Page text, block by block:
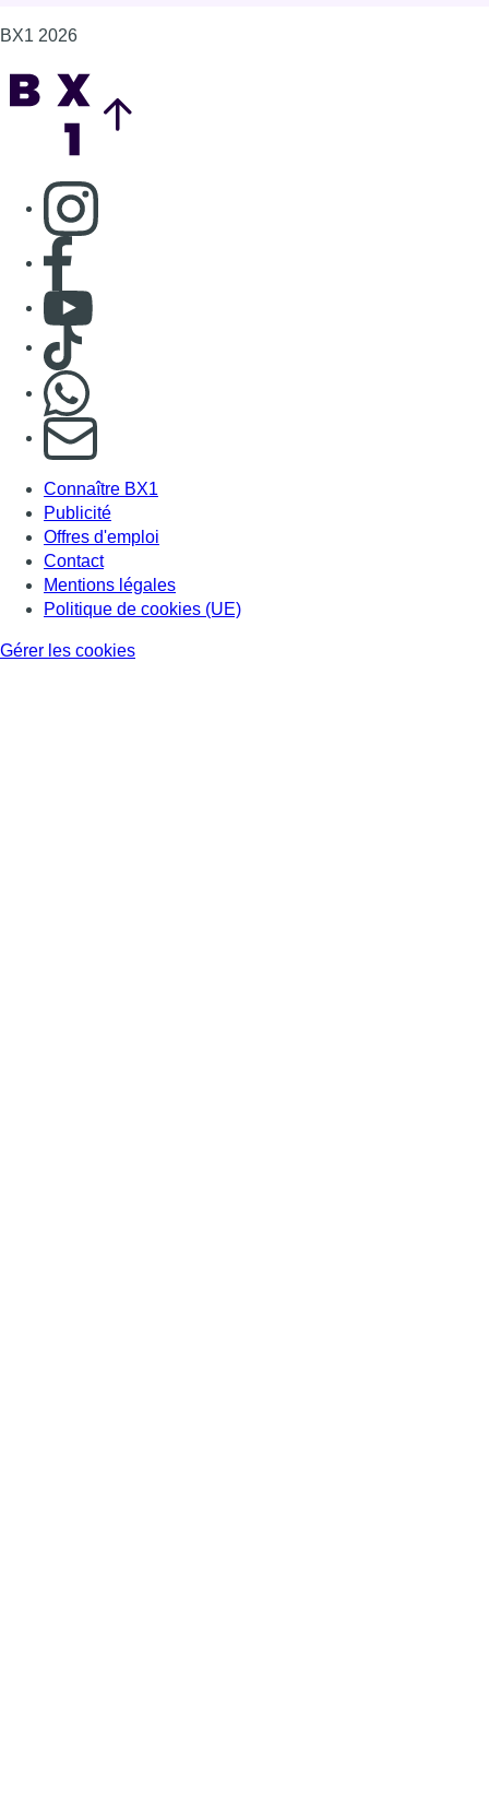
BX1 2026
Consulter page Instagram
Consulter page Facebook
Consulter Youtube
Consulter TikTok
S'abonner à notre newsletter
Connaître BX1
Publicité
Offres d'emploi
Contact
Mentions légales
Politique de cookies (UE)
Gérer les cookies